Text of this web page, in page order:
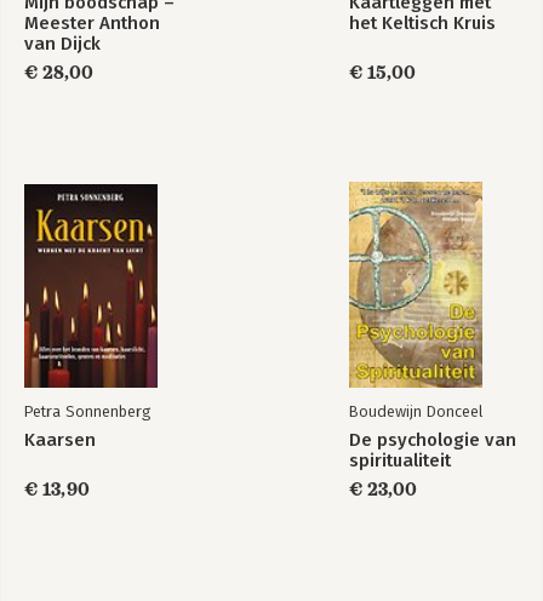
Meester Anthon
van Dijck
€ 28,00
het Keltisch Kruis
€ 15,00
Petra Sonnenberg
Kaarsen
€ 13,90
Boudewijn Donceel
De psychologie van
spiritualiteit
€ 23,00